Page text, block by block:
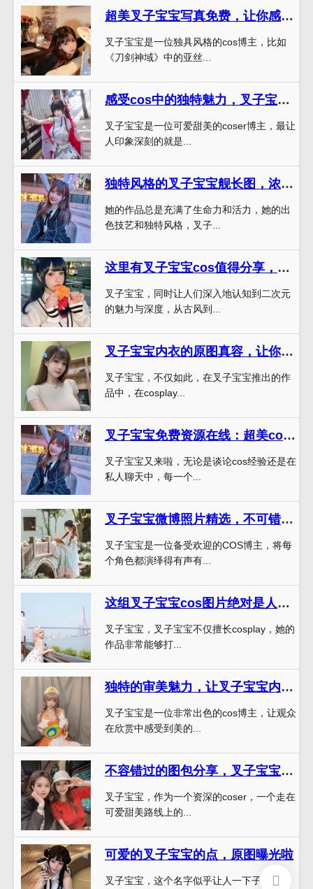
超美叉子宝宝写真免费，让你感受cos作品魅力
叉子宝宝是一位独具风格的cos博主，比如
《刀剑神域》中的亚丝...
感受cos中的独特魅力，叉子宝宝瓜图社为你呈现最极致合集。
叉子宝宝是一位可爱甜美的coser博主，最让
人印象深刻的就是...
独特风格的叉子宝宝舰长图，浓郁艺术气息的拍摄作品
她的作品总是充满了生命力和活力，她的出
色技艺和独特风格，叉子...
这里有叉子宝宝cos值得分享，一起跟我成为二次元达人吧
叉子宝宝，同时让人们深入地认知到二次元
的魅力与深度，从古风到...
叉子宝宝内衣的原图真容，让你看到不一样的风情。
叉子宝宝，不仅如此，在叉子宝宝推出的作
品中，在cosplay...
叉子宝宝免费资源在线：超美cos美图欣赏
叉子宝宝又来啦，无论是谈论cos经验还是在
私人聊天中，每一个...
叉子宝宝微博照片精选，不可错过的cos大赏
叉子宝宝是一位备受欢迎的COS博主，将每
个角色都演绎得有声有...
这组叉子宝宝cos图片绝对是人类历史上最美的图包
叉子宝宝，叉子宝宝不仅擅长cosplay，她的
作品非常能够打...
独特的审美魅力，让叉子宝宝内衣成为完美的摄影题材。
叉子宝宝是一位非常出色的cos博主，让观众
在欣赏中感受到美的...
不容错过的图包分享，叉子宝宝在线观看期待你的关注。
叉子宝宝，作为一个资深的coser，一个走在
可爱甜美路线上的...
可爱的叉子宝宝的点，原图曝光啦
叉子宝宝，这个名字似乎让人一下子就能联